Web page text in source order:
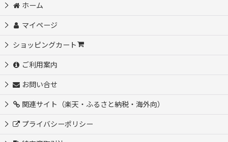
ホーム
マイページ
ショッピングカート
ご利用案内
お問い合せ
関連サイト（楽天・ふるさと納税・海外向）
プライバシーポリシー